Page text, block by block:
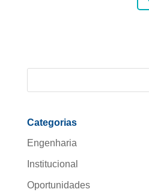
Categorias
Engenharia
Institucional
Oportunidades